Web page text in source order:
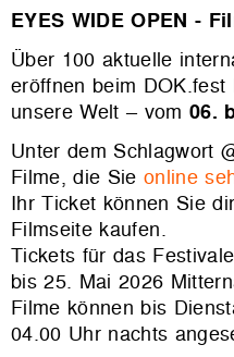
EYES WIDE OPEN -
Über 100 aktuelle
eröffnen beim
unsere Welt – vom 06.
Unter dem Schlagwort
Filme, die Sie online
Ihr Ticket können Sie
Filmseite kaufen.
Tickets für das
bis 25. Mai 2026
Filme können bis
04.00 Uhr nachts